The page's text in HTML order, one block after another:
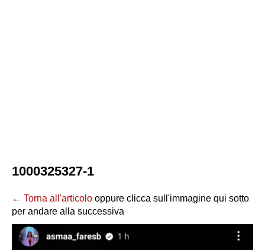
1000325327-1
← Torna all'articolo oppure clicca sull'immagine qui sotto
per andare alla successiva